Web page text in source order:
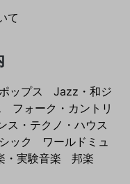
て
ップス
Jazz・和ジ
フォーク・カントリ
ス・テクノ・ハウス
ック
ワールドミュ
・実験音楽 邦楽